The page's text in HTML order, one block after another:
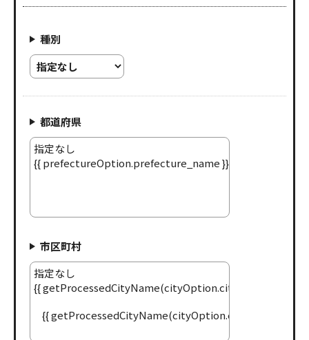
種別
都道府県
市区町村